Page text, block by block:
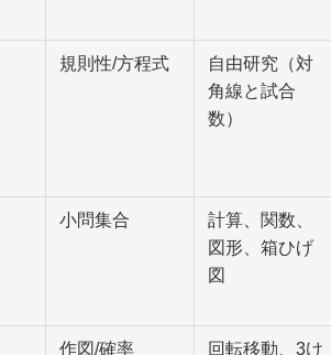
規則性/方程式
自由研究（対
角線と試合
数）
小問集合
計算、関数、
図形、箱ひげ
図
作図/確率
回転移動、3け